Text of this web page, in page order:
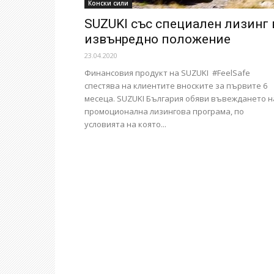
Конски сили
SUZUKI със специален лизинг
извънредно положение
23.04.2020
Финансовия продукт на SUZUKI #FeelSafe
спестява на клиентите вноските за първите 6
месеца. SUZUKI България обяви въвеждането
промоционална лизингова програма, по
условията на която...